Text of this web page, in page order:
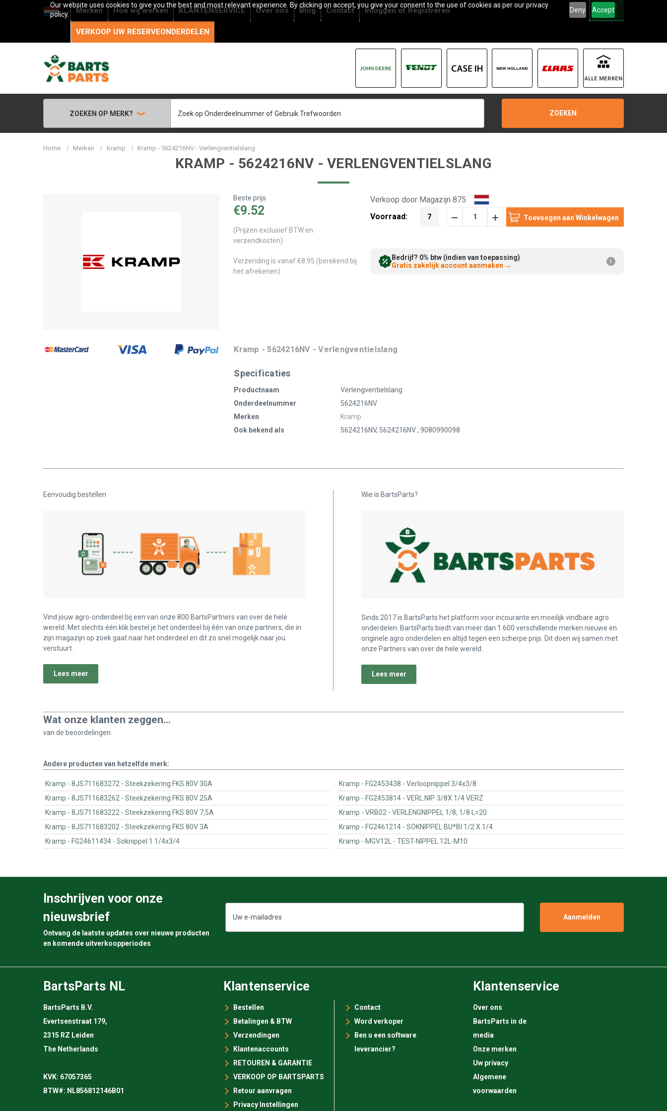
Our website uses cookies to give you the best and most relevant experience. By clicking on accept, you give your consent to the use of cookies as per our privacy
policy.
Deny Accept
Merken Hoe wij werken KLANTENSERVICE Over ons Blog Contact InloggenofRegistreren
VERKOOP UW RESERVEONDERDELEN
0
ALLE MERKEN
ZOEKEN OP MERK?
ZOEKEN
Home Merken Kramp Kramp - 5624216NV - Verlengventielslang
KRAMP - 5624216NV - VERLENGVENTIELSLANG
Beste prijs
€9.52
(Prijzen exclusief BTW en
verzendkosten)
Verzending is vanaf €8.95 (berekend bij
het afrekenen)
Verkoop door Magazijn 875
Voorraad:
7 HoeveelheidHoeveelheid
Bedrijf? 0% btw (indien van toepassing)
Gratis zakelijk account aanmaken → i
Kramp - 5624216NV - Verlengventielslang
Specificaties
Productnaam
Verlengventielslang
Onderdeelnummer
5624216NV
Merken
Kramp
Ook bekend als
5624216NV, 5624216NV , 9080990098
Eenvoudig bestellen
Vind jouw agro-onderdeel bij een van onze 800 BartsPartners van over de hele
wereld. Met slechts één klik bestel je het onderdeel bij één van onze partners, die in
zijn magazijn op zoek gaat naar het onderdeel en dit zo snel mogelijk naar jou
verstuurt.
Lees meer
Wie is BartsParts?
Sinds 2017 is BartsParts het platform voor incourante en moeilijk vindbare agro
onderdelen. BartsParts biedt van meer dan 1.600 verschillende merken nieuwe en
originele agro onderdelen en altijd tegen een scherpe prijs. Dit doen wij samen met
onze Partners van over de hele wereld.
Lees meer
Wat onze klanten zeggen...
van de beoordelingen
Andere producten van hetzelfde merk:
Kramp - 8JS711683272 - Steekzekering FKS 80V 30A
Kramp - 8JS711683262 - Steekzekering FKS 80V 25A
Kramp - 8JS711683222 - Steekzekering FKS 80V 7,5A
Kramp - 8JS711683202 - Steekzekering FKS 80V 3A
Kramp - FG24611434 - Soknippel 1 1/4x3/4
Kramp - FG2453438 - Verloopnippel 3/4x3/8
Kramp - FG2453814 - VERL.NIP. 3/8X 1/4 VERZ
Kramp - VRB02 - VERLENGNIPPEL 1/8; 1/8 L=20
Kramp - FG2461214 - SOKNIPPEL BU*BI 1/2 X 1/4
Kramp - MGV12L - TEST-NIPPEL 12L-M10
Inschrijven voor onze
nieuwsbrief
Ontvang de laatste updates over nieuwe producten
en komende uitverkoopperiodes
mailadres
Klantenservice
Bestellen
Betalingen & BTW
Verzendingen
Klantenaccounts
RETOUREN & GARANTIE
VERKOOP OP BARTSPARTS
Retour aanvragen
Privacy Instellingen
Contact
Word verkoper
Ben u een software
leverancier?
Klantenservice
Over ons
BartsParts in de
media
Onze merken
Uw privacy
Algemene
voorwaarden
BartsParts NL
BartsParts B.V.
Evertsenstraat 179,
2315 RZ Leiden
The Netherlands
KVK: 67057365
BTW#: NL856812146B01